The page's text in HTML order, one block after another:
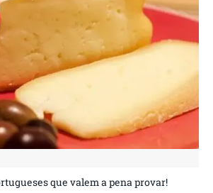
que valem a pena provar!